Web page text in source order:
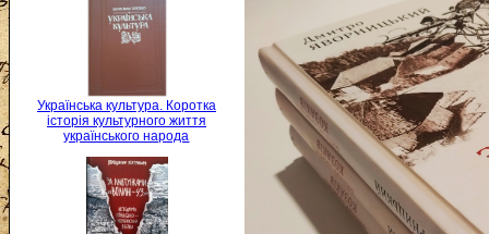
Українська культура. Коротка
історія культурного життя
українського народа